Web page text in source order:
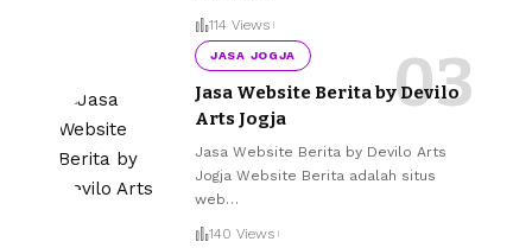
114 Views
JASA JOGJA
Jasa Website Berita by Devilo
Arts Jogja
Jasa Website Berita by Devilo Arts
Jogja Website Berita adalah situs
web…
140 Views